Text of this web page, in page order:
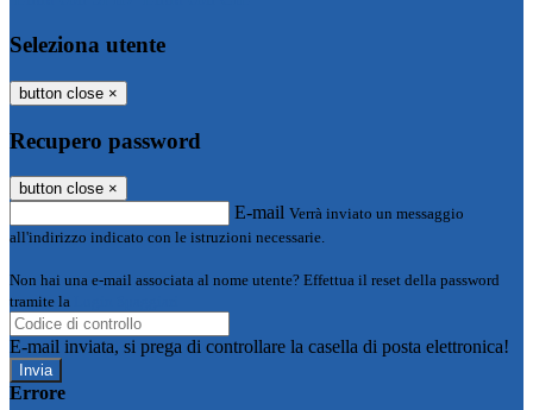
Seleziona utente
button close ×
Recupero password
button close ×
E-mail Verrà inviato un messaggio
all'indirizzo indicato con le istruzioni necessarie.
Non hai una e-mail associata al nome utente? Effettua il reset della password
tramite la
E-mail inviata, si prega di controllare la casella di posta elettronica!
Errore